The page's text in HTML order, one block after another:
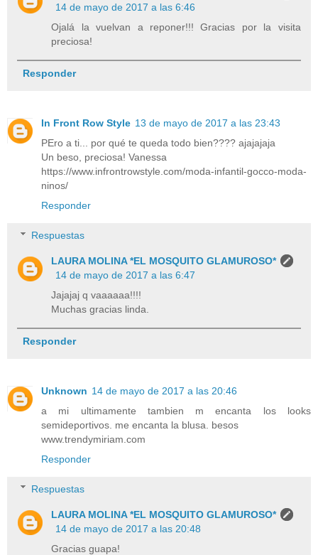
14 de mayo de 2017 a las 6:46
Ojalá la vuelvan a reponer!!! Gracias por la visita
preciosa!
Responder
In Front Row Style 13 de mayo de 2017 a las 23:43
PEro a ti... por qué te queda todo bien???? ajajajaja
Un beso, preciosa! Vanessa
https://www.infrontrowstyle.com/moda-infantil-gocco-moda-
ninos/
Responder
Respuestas
LAURA MOLINA *EL MOSQUITO GLAMUROSO*
14 de mayo de 2017 a las 6:47
Jajajaj q vaaaaaa!!!!
Muchas gracias linda.
Responder
Unknown 14 de mayo de 2017 a las 20:46
a mi ultimamente tambien m encanta los looks
semideportivos. me encanta la blusa. besos
www.trendymiriam.com
Responder
Respuestas
LAURA MOLINA *EL MOSQUITO GLAMUROSO*
14 de mayo de 2017 a las 20:48
Gracias guapa!